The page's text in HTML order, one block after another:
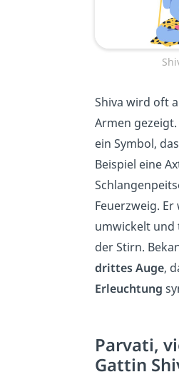
Shiva wird oft
Armen
ein Symbol,
Beispiel eine
Feuerzweig.
umwickelt
der Stirn.
drittes Auge,
Erleuchtung
Parvati,
Gattin